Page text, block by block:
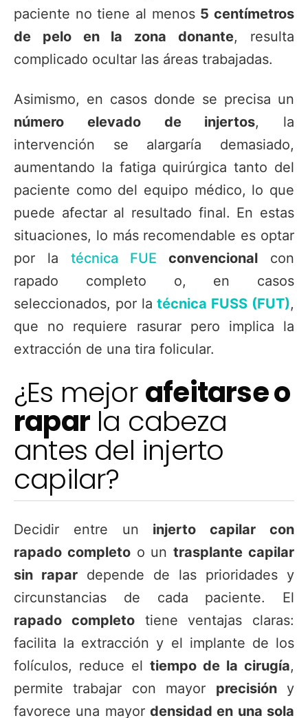
paciente no tiene al menos 5 centímetros
de pelo en la zona donante, resulta
complicado ocultar las áreas trabajadas.
Asimismo, en casos donde se precisa un
número elevado de injertos, la
intervención se alargaría demasiado,
aumentando la fatiga quirúrgica tanto del
paciente como del equipo médico, lo que
puede afectar al resultado final. En estas
situaciones, lo más recomendable es optar
por la técnica FUE convencional con
rapado completo o, en casos
seleccionados, por latécnica FUSS (FUT),
que no requiere rasurar pero implica la
extracción de una tira folicular.
¿Es mejorafeitarse o
rapar la cabeza
antes del injerto
capilar?
Decidir entre un injerto capilar con
rapado completoo untrasplante capilar
sin rapar depende de las prioridades y
circunstancias de cada paciente. El
rapado completotiene ventajas claras:
facilita la extracción y el implante de los
folículos, reduce el tiempo de la cirugía,
permite trabajar con mayor precisióny
favorece una mayor densidad en una sola